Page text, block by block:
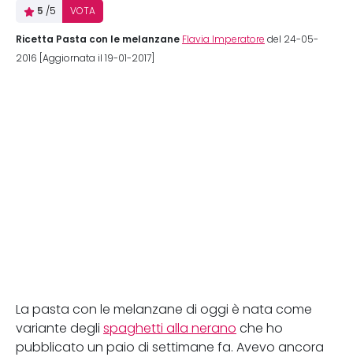
5 /5 VOTA
Ricetta Pasta con le melanzane Flavia Imperatore del 24-05-
2016 [Aggiornata il 19-01-2017]
La pasta con le melanzane di oggi è nata come
variante degli spaghetti alla nerano che ho
pubblicato un paio di settimane fa. Avevo ancora